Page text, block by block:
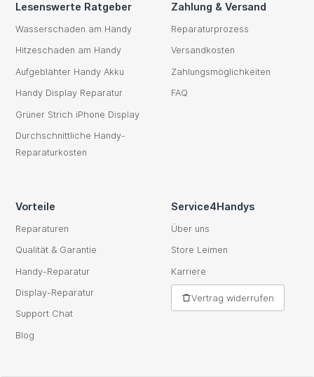
Lesenswerte Ratgeber
Wasserschaden am Handy
Hitzeschaden am Handy
Aufgeblähter Handy Akku
Handy Display Reparatur
Grüner Strich iPhone Display
Durchschnittliche Handy-
Reparaturkosten
Zahlung & Versand
Reparaturprozess
Versandkosten
Zahlungsmöglichkeiten
FAQ
Vorteile
Reparaturen
Qualität & Garantie
Handy-Reparatur
Display-Reparatur
Support Chat
Blog
Service4Handys
Über uns
Store Leimen
Karriere
Vertrag widerrufen